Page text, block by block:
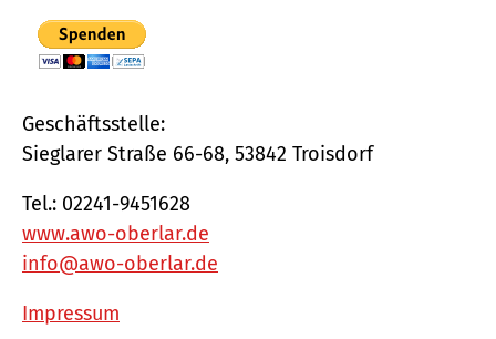
Geschäftsstelle:
Sieglarer Straße 66-68, 53842 Troisdorf
Tel.: 02241-9451628
www.awo-oberlar.de
info@awo-oberlar.de
Impressum